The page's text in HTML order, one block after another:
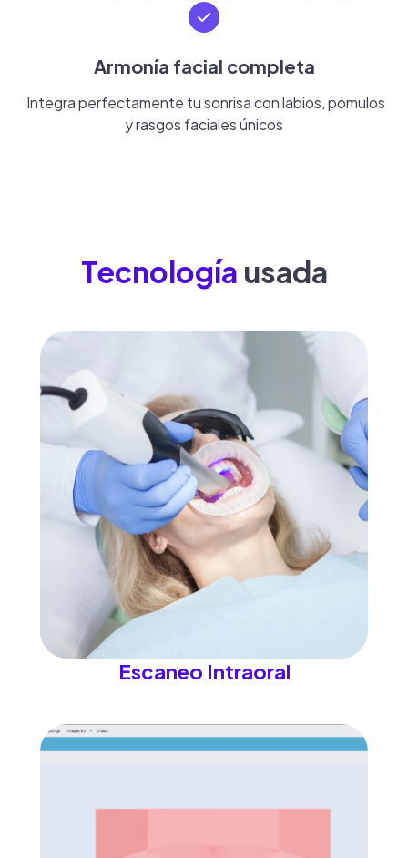
Armonía facial completa
Integra perfectamente tu sonrisa con labios, pómulos
y rasgos faciales únicos
Tecnología usada
Escaneo Intraoral